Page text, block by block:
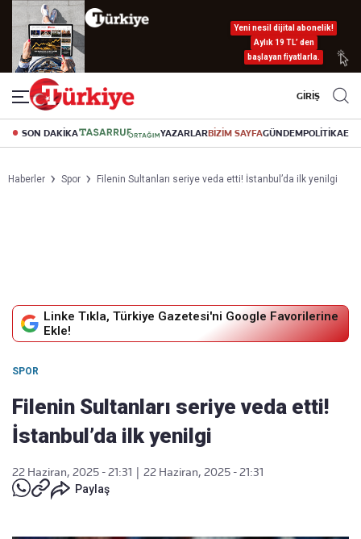
Yeni nesil dijital abonelik!
Aylık 19 TL’ den
başlayan fiyatlarla.
GİRİŞ
SON DAKİKA YAZARLARBİZİM SAYFAGÜNDEMPOLİTİKA
Haberler Spor Filenin Sultanları seriye veda etti! İstanbul’da ilk yenilgi
Linke Tıkla, Türkiye Gazetesi'ni Google Favorilerine
Ekle!
SPOR
Filenin Sultanları seriye veda etti!
İstanbul’da ilk yenilgi
22 Haziran, 2025 - 21:31
22 Haziran, 2025 - 21:31
Paylaş